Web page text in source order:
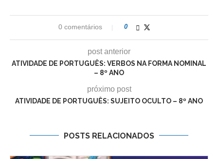
0 comentários 0
post anterior
ATIVIDADE DE PORTUGUÊS: VERBOS NA FORMA NOMINAL
– 8º ANO
próximo post
ATIVIDADE DE PORTUGUÊS: SUJEITO OCULTO – 8º ANO
POSTS RELACIONADOS